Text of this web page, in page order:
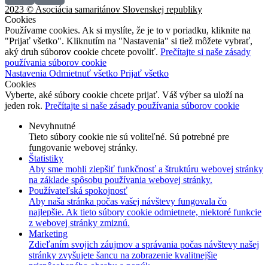
2023 © Asociácia samaritánov Slovenskej republiky
Cookies
Používame cookies. Ak si myslíte, že je to v poriadku, kliknite na
"Prijať všetko". Kliknutím na "Nastavenia" si tiež môžete vybrať,
aký druh súborov cookie chcete povoliť. Prečítajte si naše zásady
používania súborov cookie
Nastavenia Odmietnuť všetko Prijať všetko
Cookies
Vyberte, aké súbory cookie chcete prijať. Váš výber sa uloží na
jeden rok. Prečítajte si naše zásady používania súborov cookie
Nevyhnutné
Tieto súbory cookie nie sú voliteľné. Sú potrebné pre
fungovanie webovej stránky.
Štatistiky
Aby sme mohli zlepšiť funkčnosť a štruktúru webovej stránky
na základe spôsobu používania webovej stránky.
Používateľská spokojnosť
Aby naša stránka počas vašej návštevy fungovala čo
najlepšie. Ak tieto súbory cookie odmietnete, niektoré funkcie
z webovej stránky zmiznú.
Marketing
Zdieľaním svojich záujmov a správania počas návštevy našej
stránky zvyšujete šancu na zobrazenie kvalitnejšie